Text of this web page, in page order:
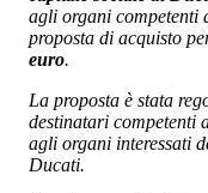
agli organi competenti
proposta di acquisto
euro.
La proposta è stata
destinatari competenti
agli organi interessati
Ducati.